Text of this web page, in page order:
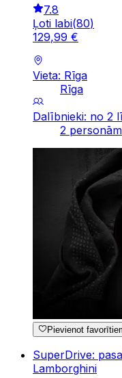
7.8
Ļoti labi(80)
129,99 €
Vieta: Rīga
Rīga
Dalībnieki: no 2
2 personām
Pievienot
SuperDrive:
Lamborghini